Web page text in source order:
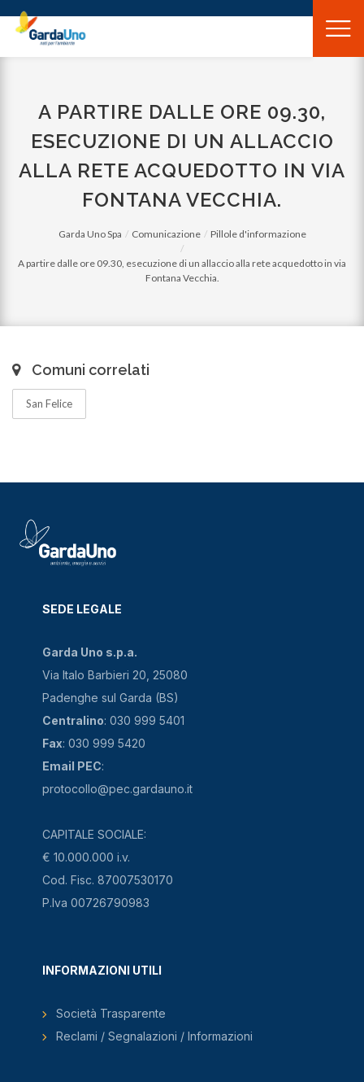
Gardauno
Spa
A PARTIRE DALLE ORE 09.30,
ESECUZIONE DI UN ALLACCIO
ALLA RETE ACQUEDOTTO IN VIA
FONTANA VECCHIA.
Garda Uno Spa Comunicazione Pillole d'informazione
A partire dalle ore 09.30, esecuzione di un allaccio alla rete acquedotto in via
Fontana Vecchia.
Comuni correlati
San Felice
SEDE LEGALE
Garda Uno s.p.a.
Via Italo Barbieri 20, 25080
Padenghe sul Garda (BS)
Centralino: 030 999 5401
Fax: 030 999 5420
Email PEC:
protocollo@pec.gardauno.it
CAPITALE SOCIALE:
€ 10.000.000 i.v.
Cod. Fisc. 87007530170
P.Iva 00726790983
INFORMAZIONI UTILI
Società Trasparente
Reclami / Segnalazioni / Informazioni